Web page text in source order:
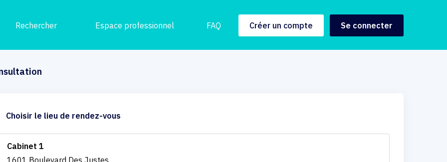
Rechercher Espace professionnel FAQ Créer un compte Se connecter
Choisir le lieu de rendez-vous
Cabinet 1
1601 Boulevard Des Justes